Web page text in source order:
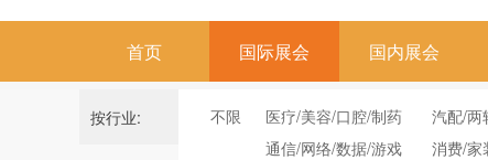
首页 国际展会 国内展会
按行业: 不限 医疗/美容/口腔/制药 汽配/两
通信/网络/数据/游戏
消费/家